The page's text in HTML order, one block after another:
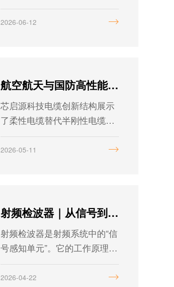
比例分成多路输出。广泛应用
于通信基站、雷达、测试测量
清楚。那么要怎么做好选型
呢？
2026-06-12
航空航天与国防高性能柔性同轴电缆——半刚组件的可靠替代方案
芯启源科技电缆创新结构展示
了柔性电缆替代半刚性电缆的
最新进展。它符合GJB 9001C-
2017标准，同时提供显著更简
决方案，欢迎咨询定制选型。
2026-05-11
射频检波器｜从信号到电压，精准对应
​射频检波器是射频系统中的“信
号感知单元”。它的工作原理：
将输入的射频信号能量，转换
为直流电压输出。信号越强，
2026-04-22